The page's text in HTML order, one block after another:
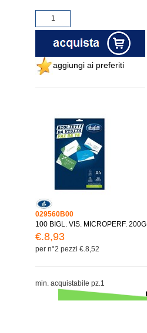
aggiungi ai preferiti
029560B00
100 BIGL. VIS. MICROPERF. 200G
€.8,93
per n°2 pezzi €.8,52
min. acquistabile pz.1